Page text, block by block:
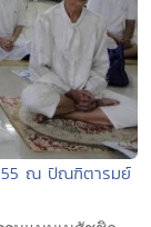
ณ ปัณฑิตารมย์